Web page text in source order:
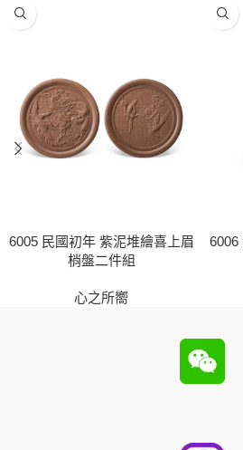
6005 民國初年 紫泥堆繪喜上眉
梢盤二件組
心之所嚮
6006